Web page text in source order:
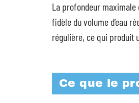
La profondeur maximale
fidèle du volume d’eau
régulière, ce qui produit
Ce que le